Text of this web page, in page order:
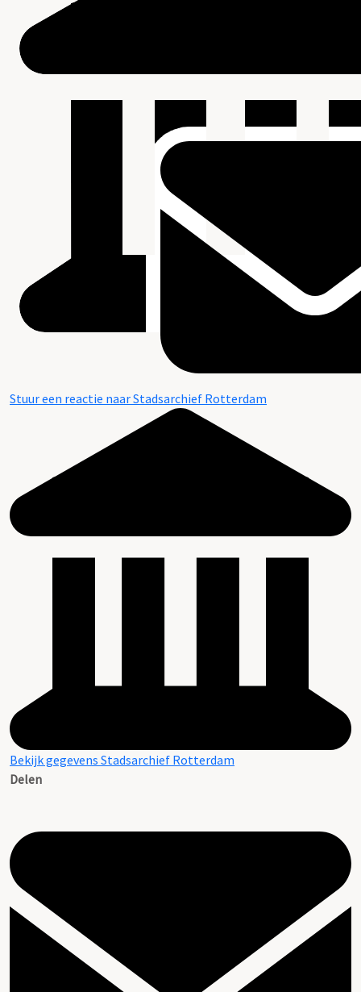
Beschrijving van de series en archiefbestanddelen
Stuur een reactie naar Stadsarchief Rotterdam
Bekijk gegevens Stadsarchief Rotterdam
Delen